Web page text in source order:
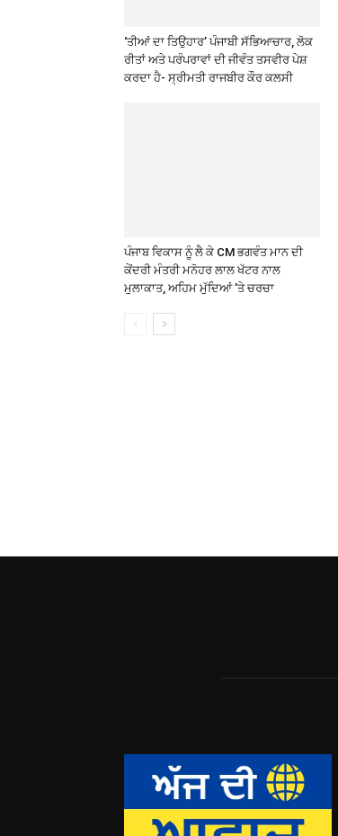
‘ਤੀਆਂ ਦਾ ਤਿਉਹਾਰ’ ਪੰਜਾਬੀ ਸੱਭਿਆਚਾਰ, ਲੋਕ
ਰੀਤਾਂ ਅਤੇ ਪਰੰਪਰਾਵਾਂ ਦੀ ਜੀਵੰਤ ਤਸਵੀਰ ਪੇਸ਼
ਕਰਦਾ ਹੈ- ਸ੍ਰੀਮਤੀ ਰਾਜਬੀਰ ਕੌਰ ਕਲਸੀ
ਪੰਜਾਬ ਵਿਕਾਸ ਨੂੰ ਲੈ ਕੇ CM ਭਗਵੰਤ ਮਾਨ ਦੀ
ਕੇਂਦਰੀ ਮੰਤਰੀ ਮਨੋਹਰ ਲਾਲ ਖੱਟਰ ਨਾਲ
ਮੁਲਾਕਾਤ, ਅਹਿਮ ਮੁੱਦਿਆਂ ’ਤੇ ਚਰਚਾ